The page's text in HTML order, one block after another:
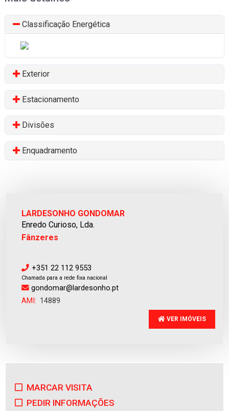
Classificação Energética
Exterior
Estacionamento
Divisões
Enquadramento
LARDESONHO GONDOMAR
Enredo Curioso, Lda.
Fânzeres
+351 22 112 9553
Chamada para a rede fixa nacional
gondomar@lardesonho.pt
AMI: 14889
VER IMÓVEIS
MARCAR VISITA
PEDIR INFORMAÇÕES